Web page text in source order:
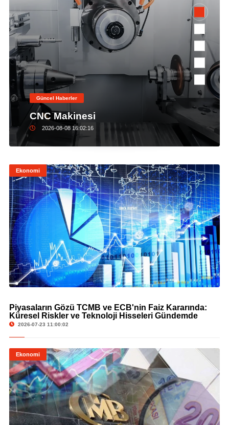
Güncel Haberler
CNC Makinesi
2026-08-08 16:02:16
Ekonomi
Hisseleri Gündemde
Piyasaların Gözü TCMB ve ECB'nin Faiz Kararında:
Küresel Riskler ve Teknoloji Hisseleri Gündemde
2026-07-23 11:00:02
Ekonomi